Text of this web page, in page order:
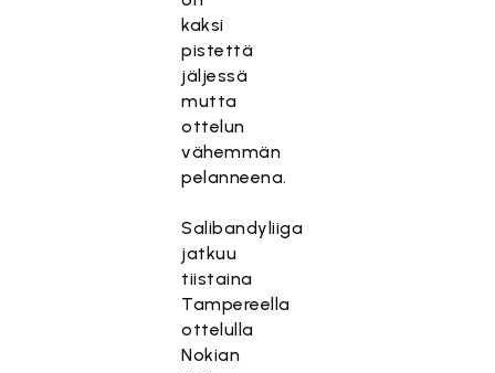
kaksi
pistettä
jäljessä
mutta
ottelun
vähemmän
pelanneena.
Salibandyliiga
jatkuu
tiistaina
Tampereella
ottelulla
Nokian